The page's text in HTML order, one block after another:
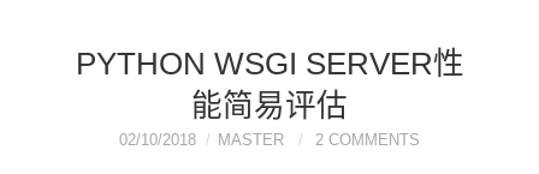
PYTHON WSGI SERVER性
能简易评估
02/10/2018 MASTER 2 COMMENTS